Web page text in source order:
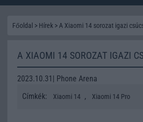
Főoldal > Hírek > A Xiaomi 14 sorozat igazi
A XIAOMI 14 SOROZAT IGAZI
2023.10.31| Phone Arena
Címkék:
Xiaomi 14 , Xiaomi 14 Pro